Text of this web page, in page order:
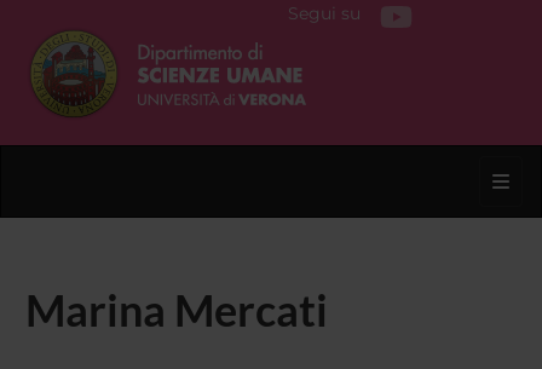
Segui su
Marina Mercati